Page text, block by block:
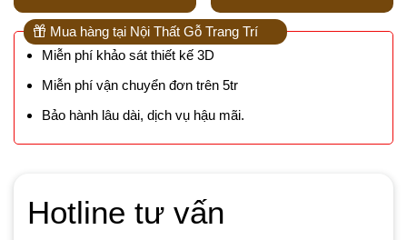
Mua hàng tại Nội Thất Gỗ Trang Trí
Miễn phí khảo sát thiết kế 3D
Miễn phí vận chuyển đơn trên 5tr
Bảo hành lâu dài, dịch vụ hậu mãi.
Hotline tư vấn